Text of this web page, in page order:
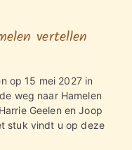
vertellen
op 15 mei 2027 in
weg naar Hamelen
Geelen en Joop
stuk vindt u op deze